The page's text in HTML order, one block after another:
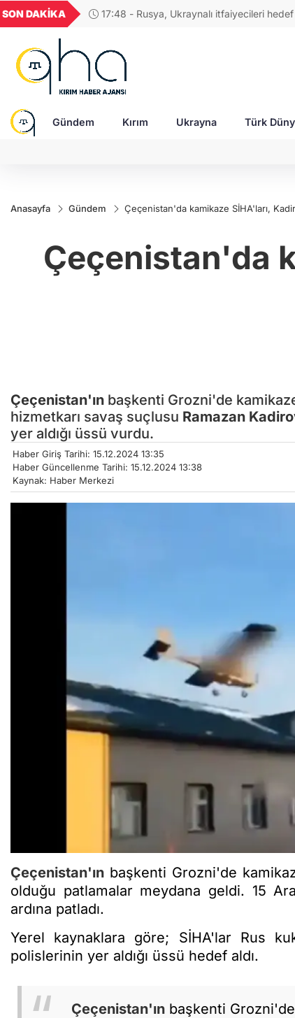
SON DAKİKA 17:48 - Rusya, Ukraynalı itfaiyecileri hedef
GEL
18,2373
16,2379
27,9743
Gündem Kırım Ukrayna Türk
Anasayfa Gündem Çeçenistan'da kamikaze SİHA'ları,
Çeçenistan'da
Çeçenistan'ın başkenti Grozni'de
hizmetkarı savaş suçlusu Ramazan
yer aldığı üssü vurdu.
Haber Giriş Tarihi: 15.12.2024 13:35
Haber Güncellenme Tarihi: 15.12.2024 13:38
Kaynak: Haber Merkezi
Çeçenistan'ın başkenti Grozni'de
olduğu patlamalar meydana geldi. 15
ardına patladı.
Yerel kaynaklara göre; SİHA'lar Rus
polislerinin yer aldığı üssü hedef aldı.
Çeçenistan'ın başkenti